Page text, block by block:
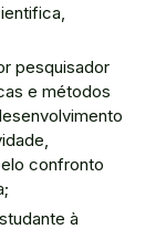
pesquisador
e métodos
confronto
à